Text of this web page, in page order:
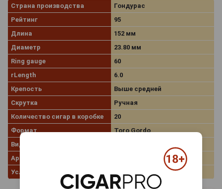
Страна производства
Гондурас
Рейтинг
95
Длина
152 мм
Диаметр
23.80 мм
Ring gauge
60
rLength
6.0
Крепость
Выше средней
Скрутка
Ручная
Количество сигар в коробке
20
Формат
Toro Gordo
Вид коробки
Артикул
Условия продаж
Только самовывоз